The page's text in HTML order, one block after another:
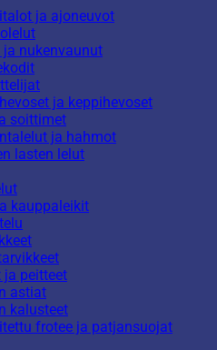
ja ajoneuvot
ja nukenvaunut
ja keppihevoset
soittimet
ja hahmot
lasten lelut
kauppaleikit
ja peitteet
astiat
kalusteet
frotee ja patjansuojat